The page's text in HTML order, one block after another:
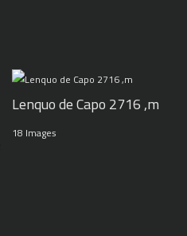
Lenquo de Capo 2716 ,m
18 Images